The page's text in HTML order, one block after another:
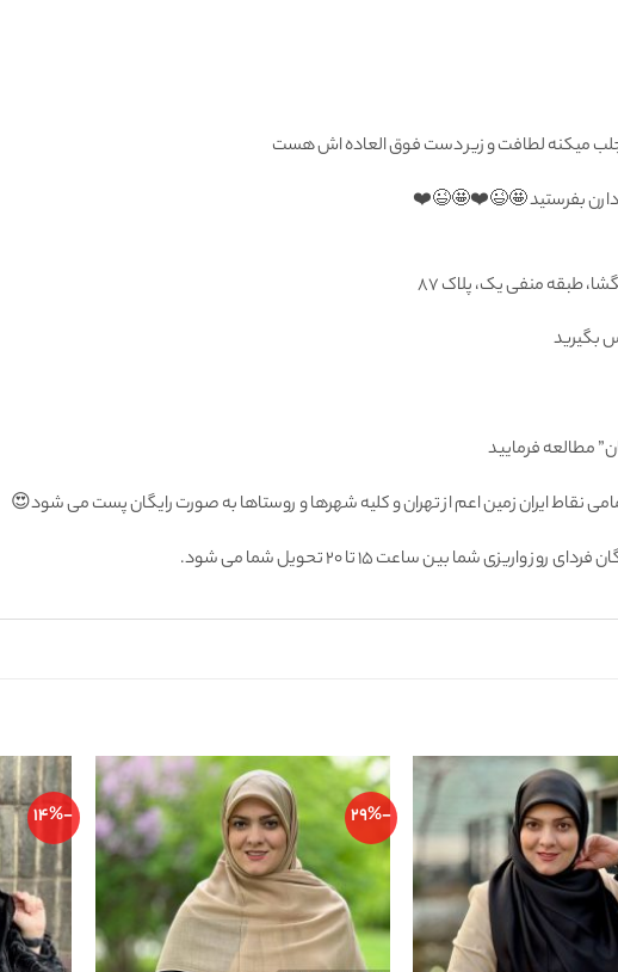
میکنه لطافت و زیر دست فوق العاده اش هست
دارن بفرستید 🤩😉❤️🤩😉❤️
بگيريد
مطالعه فرمایید
نقاط ايران زمين اعم از تهران و كليه شهرها و روستاها به صورت رايگان پست می شود😍
شما بين ساعت ۱۵ تا ٢٠ تحويل شما مى شود.
-29%
-14%